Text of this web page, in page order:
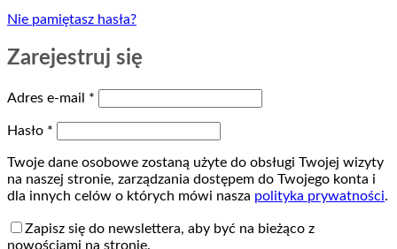
Nie pamiętasz hasła?
Zarejestruj się
Adres e-mail *
Hasło *
Twoje dane osobowe zostaną użyte do obsługi Twojej wizyty
na naszej stronie, zarządzania dostępem do Twojego konta i
dla innych celów o których mówi nasza polityka prywatności.
Zapisz się do newslettera, aby być na bieżąco z
nowościami na stronie.